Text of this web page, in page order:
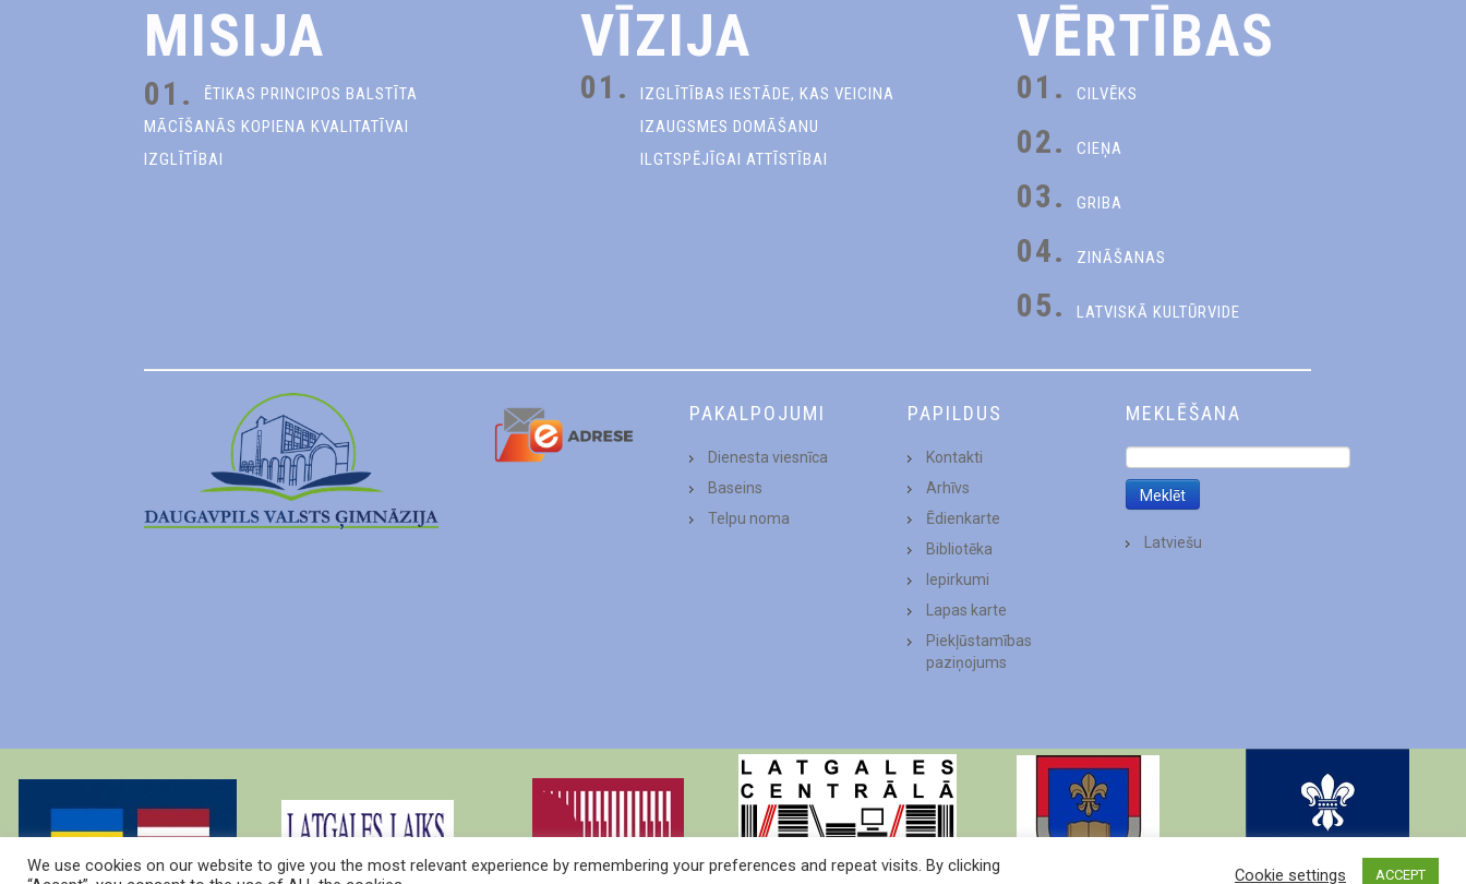
MISIJA
01.
ĒTIKAS PRINCIPOS BALSTĪTA
MĀCĪŠANĀS KOPIENA KVALITATĪVAI
IZGLĪTĪBAI
VĪZIJA
01.
IZGLĪTĪBAS IESTĀDE, KAS VEICINA
IZAUGSMES DOMĀŠANU
ILGTSPĒJĪGAI ATTĪSTĪBAI
VĒRTĪBAS
01. CILVĒKS
02. CIEŅA
03. GRIBA
04. ZINĀŠANAS
05. LATVISKĀ KULTŪRVIDE
PAKALPOJUMI
Dienesta viesnīca
Baseins
Telpu noma
PAPILDUS
Kontakti
Arhīvs
Ēdienkarte
Bibliotēka
Iepirkumi
Lapas karte
Piekļūstamības
paziņojums
MEKLĒŠANA
Latviešu
We use cookies on our website to give you the most relevant experience by remembering your preferences and repeat visits. By clicking
Cookie settings ACCEPT